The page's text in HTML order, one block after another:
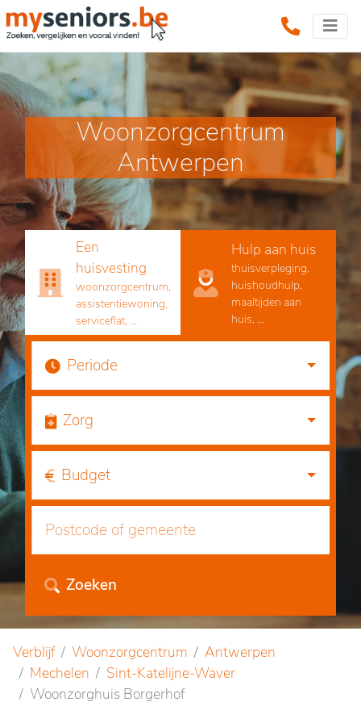
Woonzorgcentrum
Antwerpen
Een
huisvesting
woonzorgcentrum,
assistentiewoning,
serviceflat, ...
Hulp aan huis
thuisverpleging,
huishoudhulp,
maaltijden aan
huis, ...
Periode
Zorg
Budget
Zoeken
Verblijf Woonzorgcentrum
Antwerpen
Mechelen
Sint-Katelijne-Waver
Woonzorghuis Borgerhof